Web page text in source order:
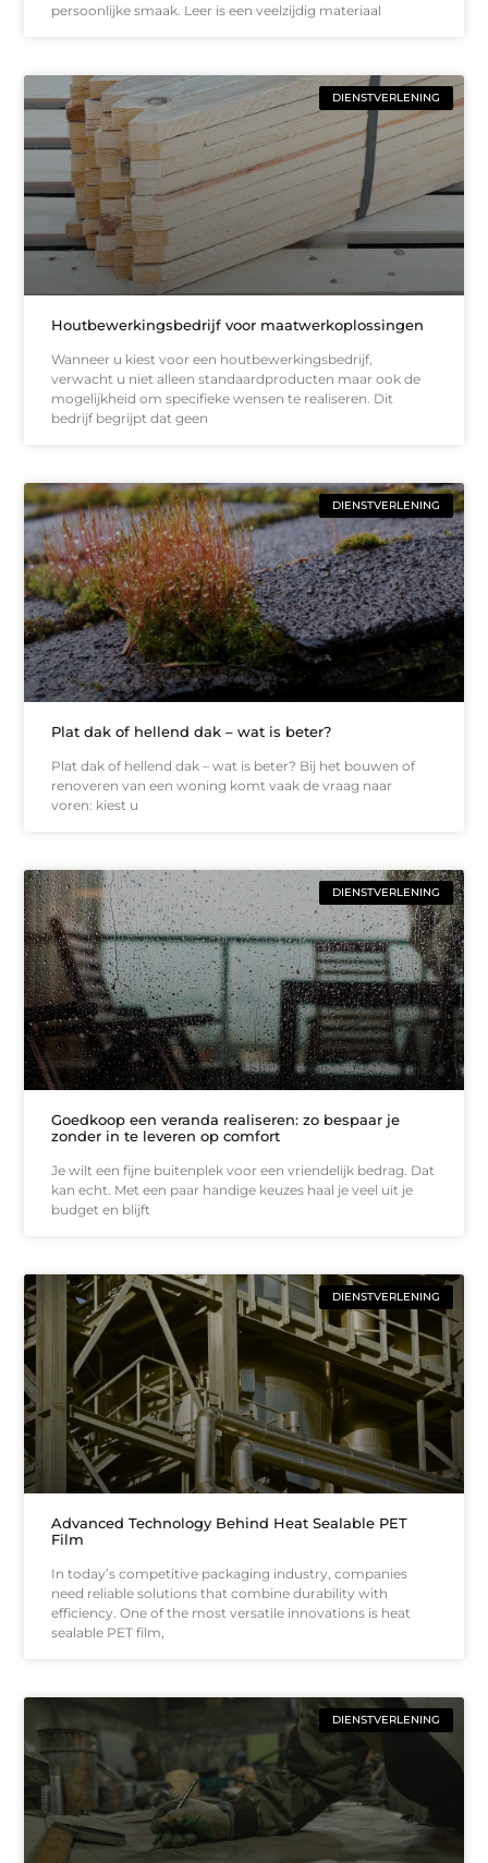
persoonlijke smaak. Leer is een veelzijdig materiaal
DIENSTVERLENING
Houtbewerkingsbedrijf voor maatwerkoplossingen
Wanneer u kiest voor een houtbewerkingsbedrijf,
verwacht u niet alleen standaardproducten maar ook de
mogelijkheid om specifieke wensen te realiseren. Dit
bedrijf begrijpt dat geen
DIENSTVERLENING
Plat dak of hellend dak – wat is beter?
Plat dak of hellend dak – wat is beter? Bij het bouwen of
renoveren van een woning komt vaak de vraag naar
voren: kiest u
DIENSTVERLENING
Goedkoop een veranda realiseren: zo bespaar je
zonder in te leveren op comfort
Je wilt een fijne buitenplek voor een vriendelijk bedrag. Dat
kan echt. Met een paar handige keuzes haal je veel uit je
budget en blijft
DIENSTVERLENING
Advanced Technology Behind Heat Sealable PET
Film
In today’s competitive packaging industry, companies
need reliable solutions that combine durability with
efficiency. One of the most versatile innovations is heat
sealable PET film,
DIENSTVERLENING